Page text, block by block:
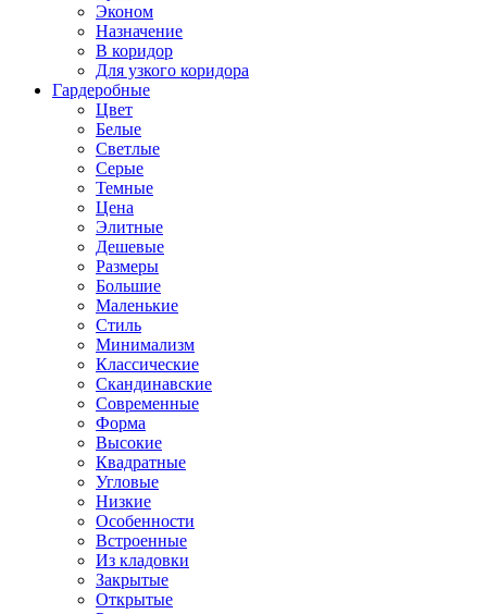
Эконом
Назначение
В коридор
Для узкого коридора
Гардеробные
Цвет
Белые
Светлые
Серые
Темные
Цена
Элитные
Дешевые
Размеры
Большие
Маленькие
Стиль
Минимализм
Классические
Скандинавские
Современные
Форма
Высокие
Квадратные
Угловые
Низкие
Особенности
Встроенные
Из кладовки
Закрытые
Открытые